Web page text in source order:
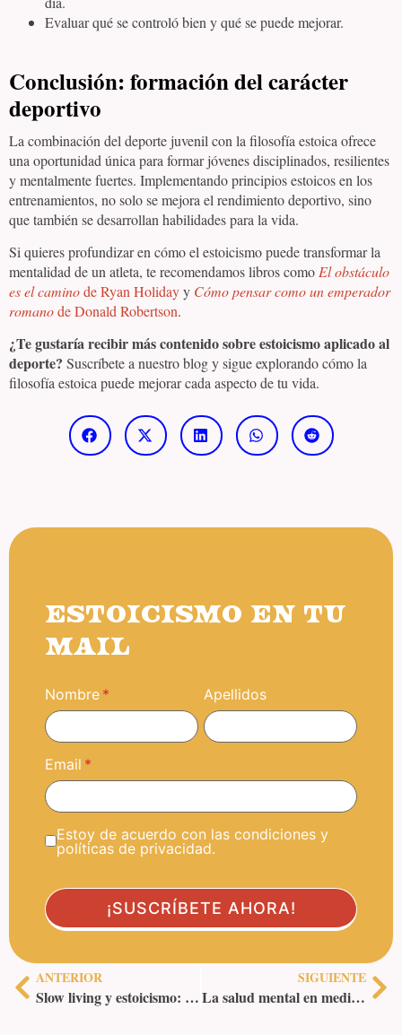
Evaluar qué se controló bien y qué se puede mejorar.
Conclusión: formación del carácter
deportivo
La combinación del deporte juvenil con la filosofía estoica ofrece
una oportunidad única para formar jóvenes disciplinados, resilientes
y mentalmente fuertes. Implementando principios estoicos en los
entrenamientos, no solo se mejora el rendimiento deportivo, sino
que también se desarrollan habilidades para la vida.
Si quieres profundizar en cómo el estoicismo puede transformar la
mentalidad de un atleta, te recomendamos libros como El obstáculo
es el caminode Ryan Holidayy Cómo pensar como un emperador
romanode Donald Robertson.
¿Te gustaría recibir más contenido sobre estoicismo aplicado al
deporte? Suscríbete a nuestro blog y sigue explorando cómo la
filosofía estoica puede mejorar cada aspecto de tu vida.
ESTOICISMO EN TU
MAIL
Nombre Apellidos
Email
Estoy de acuerdo con las condiciones y
políticas de privacidad.
ANTERIOR
Slow living y estoicismo: vivir con intención en un mundo acelerado
SIGUIENTE
La salud mental en medicina: estoicismo como herramienta